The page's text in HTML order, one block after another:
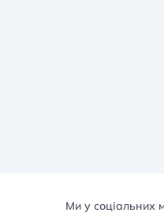
Ми у соціальних